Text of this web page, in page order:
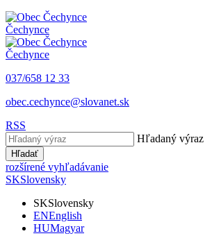
Čechynce
Čechynce
037/658 12 33
obec.cechynce@slovanet.sk
RSS
Hľadaný výraz
Hľadať
rozšírené vyhľadávanie
SKSlovensky
SKSlovensky
ENEnglish
HUMagyar